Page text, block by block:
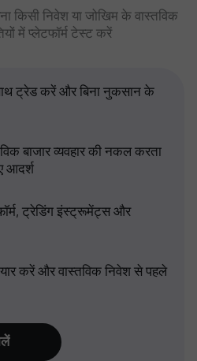
किसी निवेश या जोखिम के वास्तविक
में प्लेटफॉर्म टेस्ट करें
ट्रेड करें और बिना नुकसान के
बाजार व्यवहार की नकल करता
आदर्श
ट्रेडिंग इंस्ट्रूमेंट्स और
करें और वास्तविक निवेश से पहले